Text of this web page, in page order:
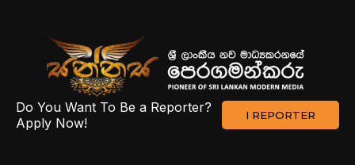
Do You Want To Be a Reporter?
Apply Now!
I REPORTER